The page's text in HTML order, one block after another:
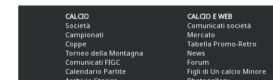
CALCIO
Società
Campionati
Coppe
Torneo della Montagna
Comunicati FIGC
Calendario Partite
CALCIO E WEB
Comunicati società
Mercato
Tabella Promo-Retro
News
Forum
Figli di Un calcio Minore